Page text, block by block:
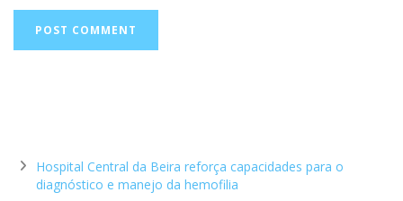
Hospital Central da Beira reforça capacidades para o
diagnóstico e manejo da hemofilia